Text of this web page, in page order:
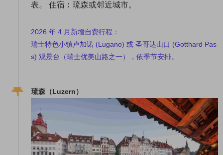
表。 住宿︰琉森或邻近城市。
2026 年 4 月新增自费行程：
瑞士特色小镇卢加诺 (Lugano) 或 圣哥达山口 (Gotthard Pas
s) 观景台（瑞士优美山路之一），依季节安排。
琉森（Luzern）